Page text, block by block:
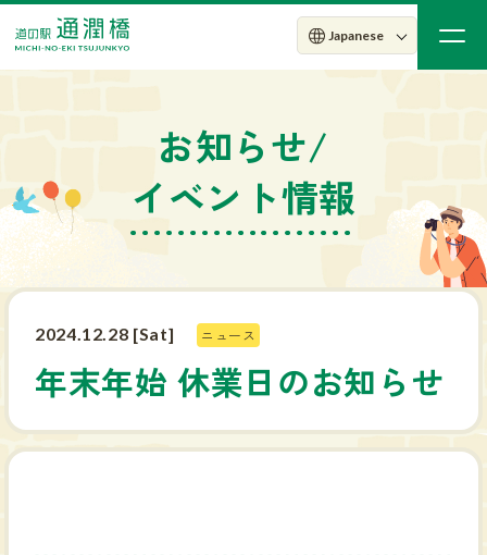
お知らせ/
イベント情報
2024.12.28 [Sat] ニュース
年末年始 休業日のお知らせ